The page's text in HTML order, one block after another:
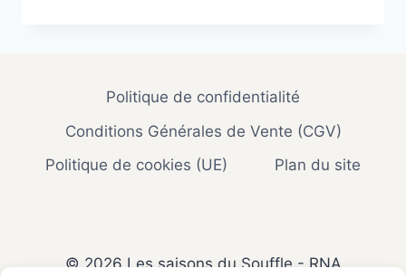
Politique de confidentialité
Conditions Générales de Vente (CGV)
Politique de cookies (UE)
Plan du site
© 2026 Les saisons du Souffle - RNA